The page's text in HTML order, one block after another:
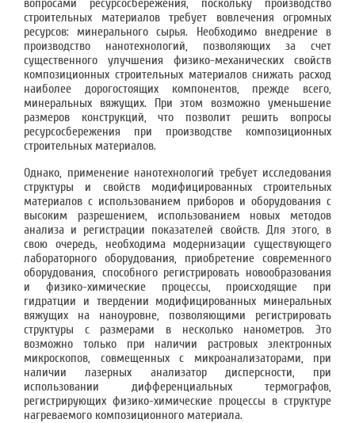
вопросами ресурсосбережения, по­скольку производство
строительных материалов требует вовлечения огромных
ресурсов: минерального сырья. Необходимо внедрение в
производство нанотехнологий, позволяю­щих за счет
существенного улучшения физико-механических свойств
композиционных строительных материалов снижать расход
наиболее дорогостоящих компонентов, прежде всего,
минеральных вяжущих. При этом возможно уменьшение
размеров конструкций, что позволит решить вопросы
ресурсосбережения при производстве композиционных
строи­тельных материалов.
Однако, применение нанотехнологий требует исследования
структуры и свойств моди­фицированных строительных
материалов с использованием приборов и оборудования с
высоким разрешением, использованием новых методов
анализа и регистрации показателей свойств. Для этого, в
свою очередь, необходима модернизации существующего
лаборатор­ного оборудования, приобретение современного
оборудования, способного регистрировать новообразования
и физико-химические процессы, происходящие при
гидратции и тверде­нии модифицированных минеральных
вяжущих на наноуровне, позволяющими регистри­ровать
структуры с размерами в несколько нанометров. Это
возможно только при наличии растровых электронных
микроскопов, совмещенных с микроанализаторами, при
наличии лазерных анализатор дисперсности, при
использовании дифференциальных термографов,
регистрирующих физико-химические процессы в структуре
нагреваемого композиционно­го материала.